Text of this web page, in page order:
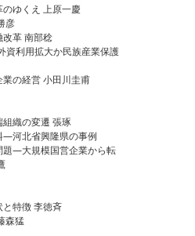
ゆくえ 上原一慶
彦
革 南部稔
資利用拡大か民族産業保護
の経営 小田川圭甫
織の変遷 張琢
―河北省興隆県の事例
題―大規模国営企業から転
特徴 李徳斉
森猛